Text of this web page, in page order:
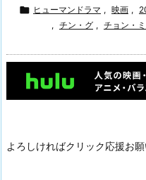
 ヒューマンドラマ , 映画 ,
, チン・グ , チョン・
よろしければクリック応援お